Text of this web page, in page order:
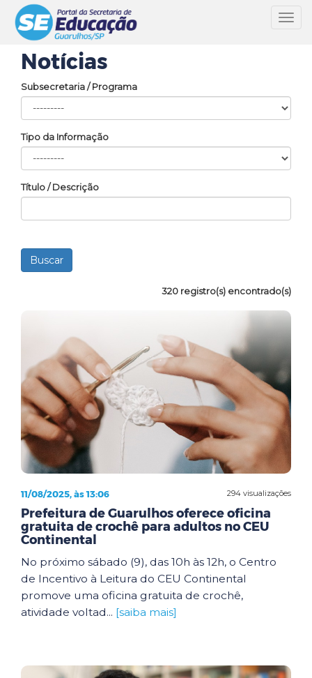
Notícias
Subsecretaria / Programa
Tipo da Informação
Título / Descrição
320 registro(s) encontrado(s)
294 visualizações
11/08/2025, às 13:06
Prefeitura de Guarulhos oferece oficina
gratuita de crochê para adultos no CEU
Continental
No próximo sábado (9), das 10h às 12h, o Centro
de Incentivo à Leitura do CEU Continental
promove uma oficina gratuita de crochê,
atividade voltad... [saiba mais]